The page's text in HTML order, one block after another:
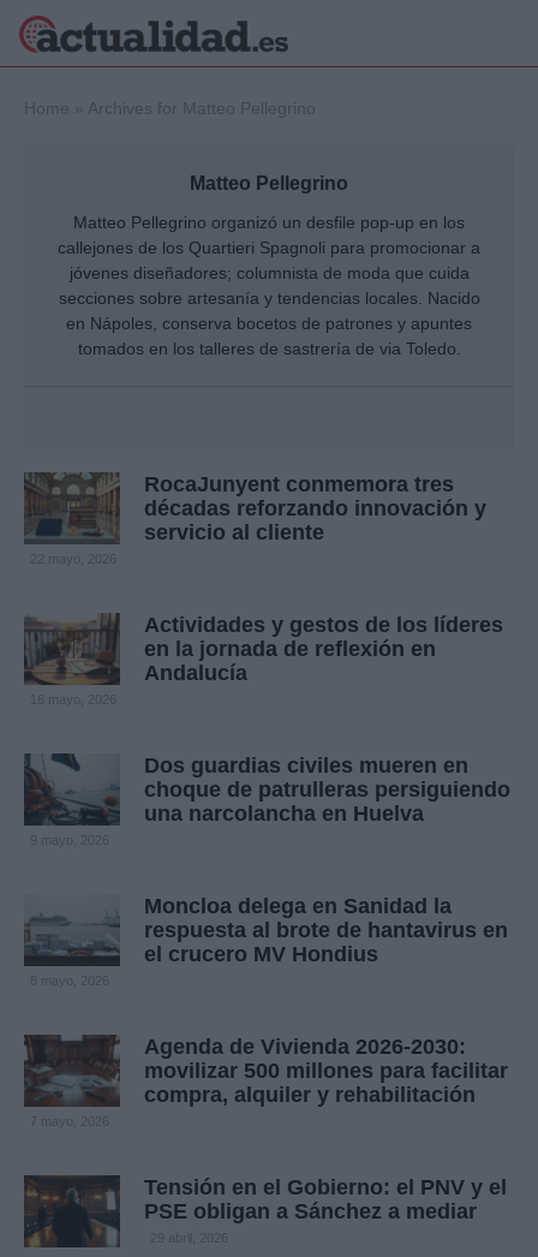
Política
Crónica
Economía
Ciencia y
Tecnología
Deportes
Salud y Bienestar
Musica
Home » Archives for Matteo Pellegrino
Matteo Pellegrino
Matteo Pellegrino organizó un desfile pop-up en los
callejones de los Quartieri Spagnoli para promocionar a
jóvenes diseñadores; columnista de moda que cuida
secciones sobre artesanía y tendencias locales. Nacido
en Nápoles, conserva bocetos de patrones y apuntes
tomados en los talleres de sastrería de via Toledo.
RocaJunyent conmemora tres
décadas reforzando innovación y
servicio al cliente
22 mayo, 2026
Actividades y gestos de los líderes
en la jornada de reflexión en
Andalucía
16 mayo, 2026
Dos guardias civiles mueren en
choque de patrulleras persiguiendo
una narcolancha en Huelva
9 mayo, 2026
Moncloa delega en Sanidad la
respuesta al brote de hantavirus en
el crucero MV Hondius
8 mayo, 2026
Agenda de Vivienda 2026-2030:
movilizar 500 millones para facilitar
compra, alquiler y rehabilitación
7 mayo, 2026
Tensión en el Gobierno: el PNV y el
PSE obligan a Sánchez a mediar
29 abril, 2026